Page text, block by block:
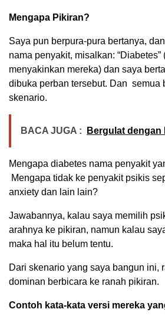
Mengapa Pikiran?
Saya pun berpura-pura bertanya,
nama penyakit, misalkan:
menyakinkan mereka) dan saya
dibuka perban tersebut. Dan semua
skenario.
BACA JUGA : Bergulat dengan
Mengapa diabetes nama penyakit
Mengapa tidak ke penyakit psikis
anxiety dan lain lain?
Jawabannya, kalau saya memilih
arahnya ke pikiran, namun kalau
maka hal itu belum tentu.
Dari skenario yang saya bangun ini,
dominan berbicara ke ranah pikiran.
Contoh kata-kata versi mereka